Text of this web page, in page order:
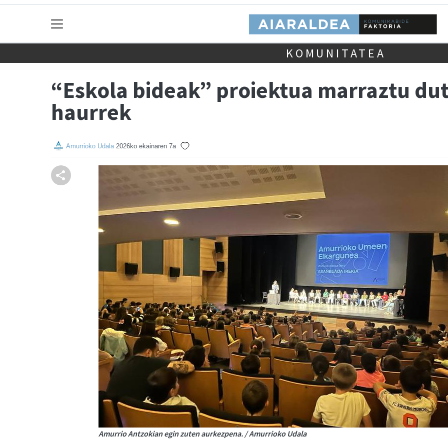
KOMUNITATEA
“Eskola bideak” proiektua marraztu
haurrek
Amurrioko Udala 2026ko ekainaren 7a
Amurrio Antzokian egin zuten aurkezpena. / Amurrioko Udala